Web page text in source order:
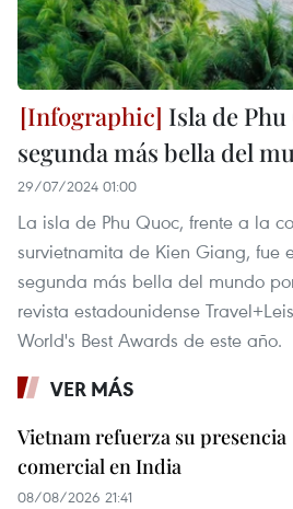
Isla de
segunda más bella del
29/07/2024 01:00
La isla de Phu Quoc, frente a la
survietnamita de Kien Giang, fue
segunda más bella del mundo
revista estadounidense
World's Best Awards de este año.
VER MÁS
Vietnam refuerza su presencia
comercial en India
08/08/2026 21:41